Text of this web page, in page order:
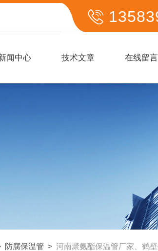
闻中心 技术文章 在线留言
防腐保温管 > 河南聚氨酯保温管厂家、鹤壁